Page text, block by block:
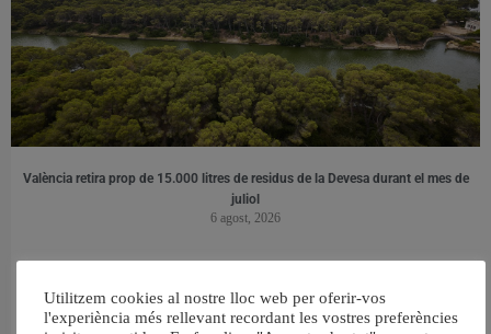
València retira prop de 15.000 litres de residus de la Devesa durant el mes de
juliol
6 agost, 2026
Utilitzem cookies al nostre lloc web per oferir-vos
l'experiència més rellevant recordant les vostres preferències